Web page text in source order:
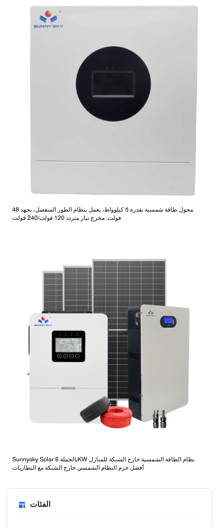
محول طاقة شمسية بقدرة 5 كيلوواط، يعمل بنظام الطور المنفصل، بجهد 48
فولت: مخرج تيار متردد 120 فولت/240 فولت
Sunnysky Solar بالجملة 6KW نظام الطاقة الشمسية خارج الشبكة للمنازل
أفضل حزم النظام الشمسي خارج الشبكة مع البطاريات
الفئات